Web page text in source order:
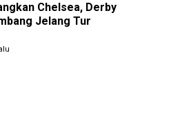
Chelsea, Derby
Jelang Tur